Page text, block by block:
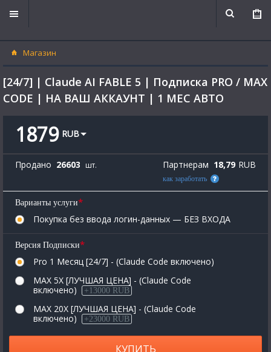
Магазин
[24/7] | Claude AI FABLE 5 | Подписка PRO / MAX
CODE | НА ВАШ АККАУНТ | 1 МЕС АВТО
1879 RUB
Продано 26603 шт. Партнерам 18,79 RUB
как заработать
Варианты услуги*
Покупка без ввода логин-данных — БЕЗ ВХОДА
Версия Подписки*
Pro 1 Месяц [24/7] - (Claude Code включено)
MAX 5X [ЛУЧШАЯ ЦЕНА] - (Claude Code
включено)
+13000 RUB
MAX 20X [ЛУЧШАЯ ЦЕНА] - (Claude Code
включено)
+23000 RUB
КУПИТЬ